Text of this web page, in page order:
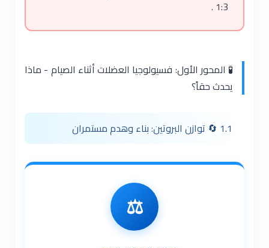
1:3 .
🧪 المحور الأول: فسيولوجيا العضلات أثناء الصيام - ماذا
يحدث حقاً؟
1.1 🔄 توازن البروتين: بناء وهدم مستمران
⚖️